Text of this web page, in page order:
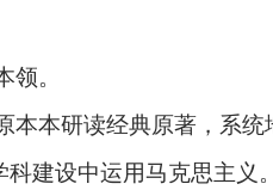
。
本研读经典原著，系
建设中运用马克思主义。